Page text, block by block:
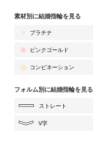
素材別に結婚指輪を見る
プラチナ
ピンクゴールド
コンビネーション
フォルム別に結婚指輪を見る
ストレート
V字